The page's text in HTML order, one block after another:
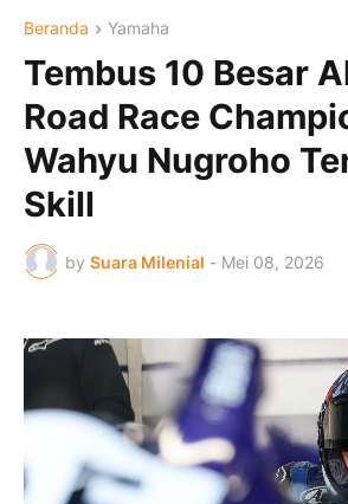
Beranda Yamaha
Tembus 10 Besar
Road Race
Wahyu Nugroho
Skill
by Suara Milenial - Mei 08, 2026